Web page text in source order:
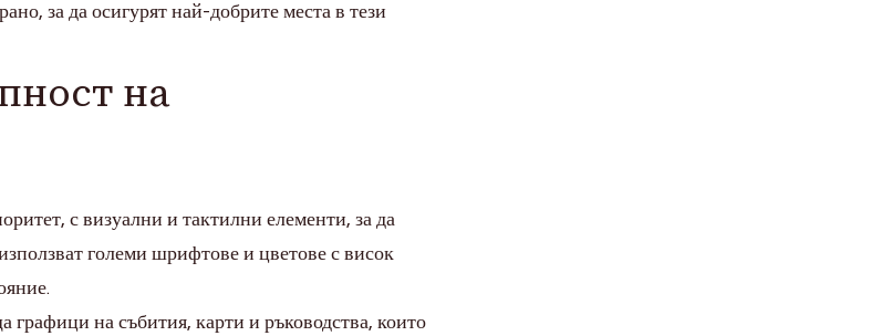
за да осигурят най-добрите места в тези
на
с визуални и тактилни елементи, за да
големи шрифтове и цветове с висок
на събития, карти и ръководства, които